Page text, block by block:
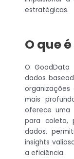
estratégicas.
O que
O
dados
mais
oferece uma
para coleta,
dados,
insights
a eficiência.